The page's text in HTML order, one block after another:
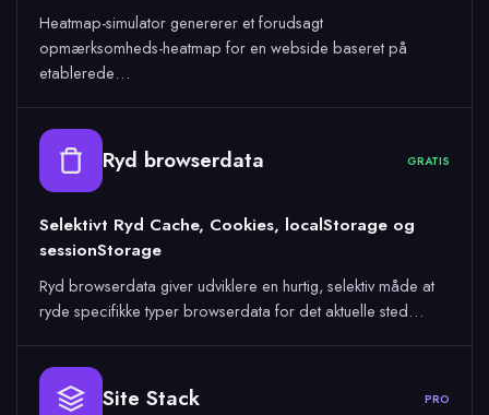
Heatmap-simulator genererer et forudsagt
opmærksomheds-heatmap for en webside baseret på
etablerede…
Ryd browserdata GRATIS
Selektivt Ryd Cache, Cookies, localStorage og
sessionStorage
Ryd browserdata giver udviklere en hurtig, selektiv måde at
ryde specifikke typer browserdata for det aktuelle sted…
Site Stack PRO